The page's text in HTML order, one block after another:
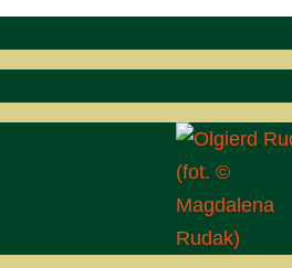
(fot. ©
Magdalena
Rudak)